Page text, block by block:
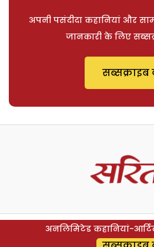
अपनी पसंदीदा कहानियां और
जानकारी के लिए
अनलिमिटेड कहानियां-